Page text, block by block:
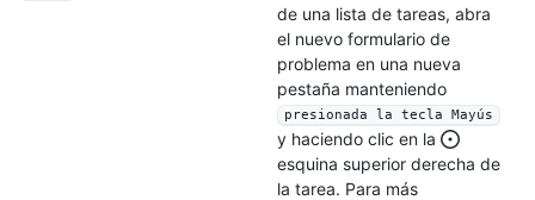
de una lista de tareas, abra
el nuevo formulario de
problema en una nueva
pestaña manteniendo
presionada la tecla Mayús
y haciendo clic en la
esquina superior derecha de
la tarea. Para más